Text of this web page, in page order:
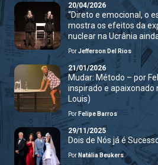
20/04/2026
“Direto e emocional, o
mostra os efeitos da
nuclear na Ucrânia
PorJefferson Del Rios
21/01/2026
Mudar: Método – por
inspirado e apaixonado
Louis)
Por Felipe Barros
29/11/2025
Dois de Nós já é
Por Natália Beukers